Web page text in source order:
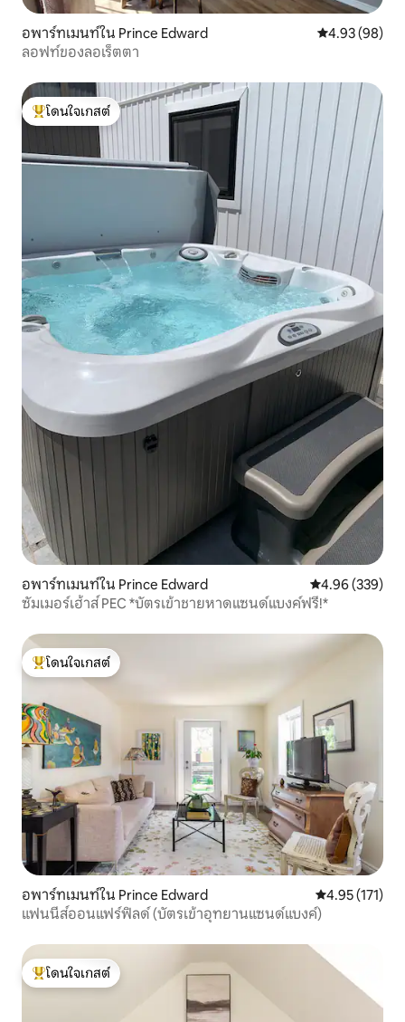
อพาร์ทเมนท์ใน Prince Edward คะแนนเฉลี่ย
4.93 (98)
ลอฟท์ของลอเร็ตตา
โดนใจเกสต์ที่สุด
โดนใจเกสต์
อพาร์ทเมนท์ใน Prince Edward คะแนนเฉลี่ย
4.96 (339)
ซัมเมอร์เฮ้าส์ PEC *บัตรเข้าชายหาดแซนด์แบงค์ฟรี!*
โดนใจเกสต์ที่สุด
โดนใจเกสต์
อพาร์ทเมนท์ใน Prince Edward คะแนนเฉลี่ย
4.95 (171)
แฟนนี่ส์ออนแฟร์ฟิลด์ (บัตรเข้าอุทยานแซนด์แบงค์)
โดนใจเกสต์ที่สุด
โดนใจเกสต์